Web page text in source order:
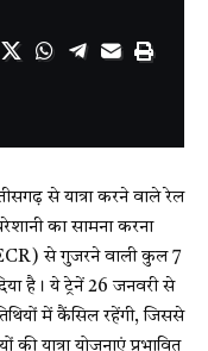
से यात्रा करने वाले रेल
का सामना करना
से गुजरने वाली कुल 7
है। ये ट्रेनें 26 जनवरी से
में कैंसिल रहेंगी, जिससे
यात्रा योजनाएं प्रभावित